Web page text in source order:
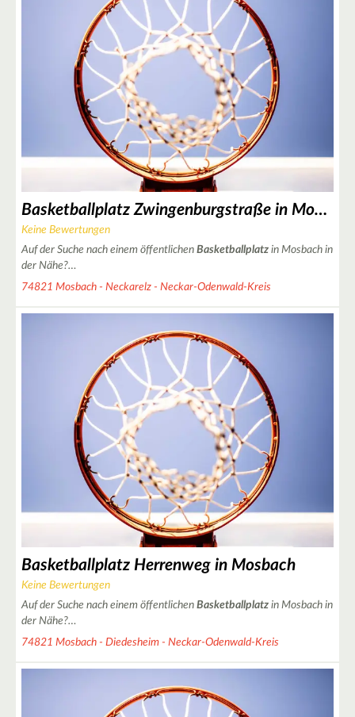
Basketballplatz Zwingenburgstraße in Mosbach
Keine Bewertungen
Auf der Suche nach einem öffentlichen Basketballplatz in Mosbach in
der Nähe?…
74821 Mosbach - Neckarelz - Neckar-Odenwald-Kreis
Basketballplatz Herrenweg in Mosbach
Keine Bewertungen
Auf der Suche nach einem öffentlichen Basketballplatz in Mosbach in
der Nähe?…
74821 Mosbach - Diedesheim - Neckar-Odenwald-Kreis